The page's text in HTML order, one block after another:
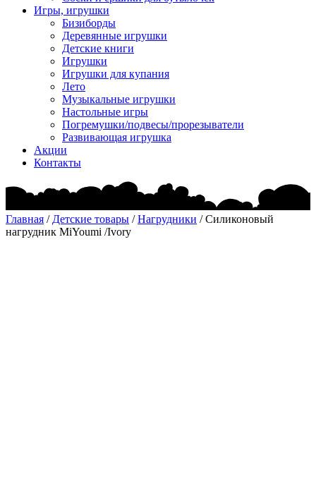
Игры, игрушки
Бизиборды
Деревянные игрушки
Детские книги
Игрушки
Игрушки для купания
Лето
Музыкальные игрушки
Настольные игры
Погремушки/подвесы/прорезыватели
Развивающая игрушка
Акции
Контакты
Главная / Детские товары /Нагрудники / Силиконовый
нагрудник MiYoumi /Ivory